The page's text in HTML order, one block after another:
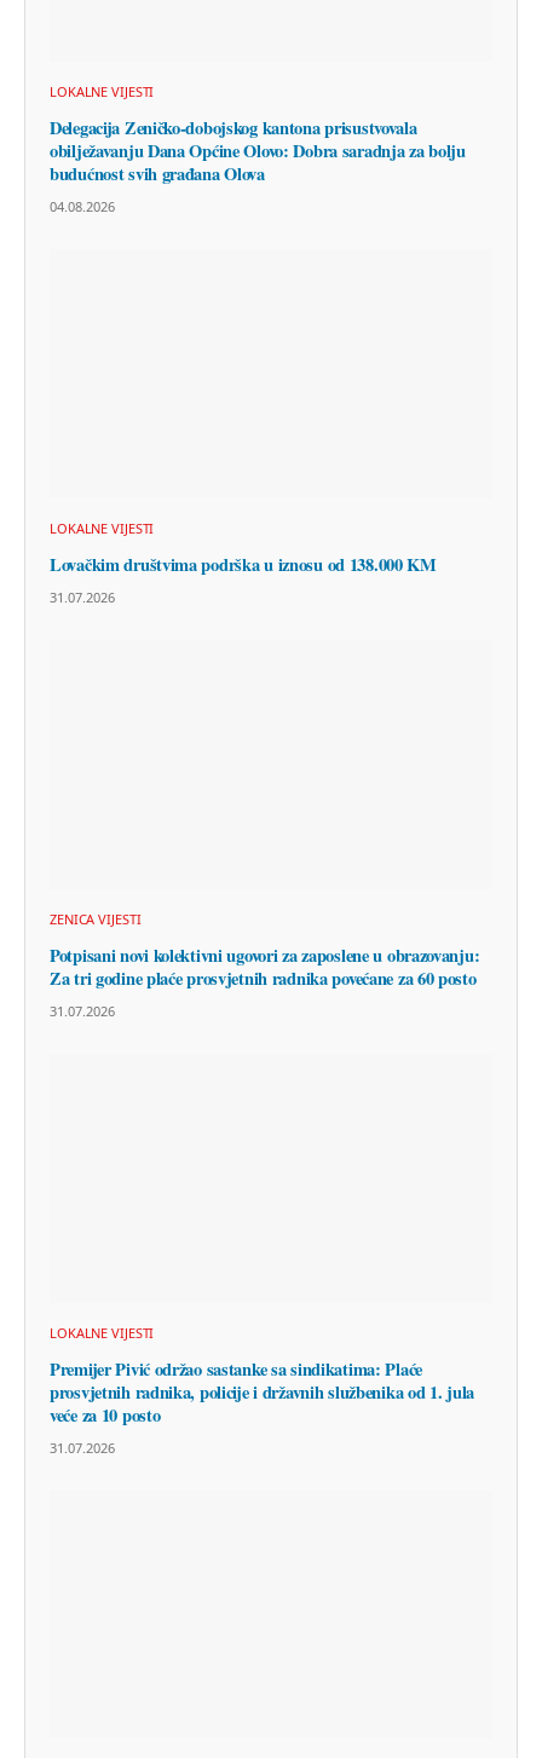
LOKALNE VIJESTI
Delegacija Zeničko-dobojskog kantona prisustvovala
obilježavanju Dana Općine Olovo: Dobra saradnja za bolju
budućnost svih građana Olova
04.08.2026
LOKALNE VIJESTI
Lovačkim društvima podrška u iznosu od 138.000 KM
31.07.2026
ZENICA VIJESTI
Potpisani novi kolektivni ugovori za zaposlene u obrazovanju:
Za tri godine plaće prosvjetnih radnika povećane za 60 posto
31.07.2026
LOKALNE VIJESTI
Premijer Pivić održao sastanke sa sindikatima: Plaće
prosvjetnih radnika, policije i državnih službenika od 1. jula
veće za 10 posto
31.07.2026